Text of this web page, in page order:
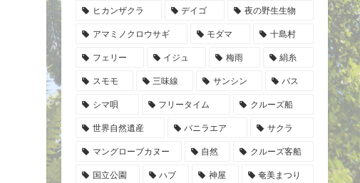
ヒカンザクラ デイゴ 夜の野生生物
アマミノクロウサギ モダマ 十島村
フェリー イジュ 梅雨 絹糸
スモモ 三味線 サンシン バス
シマ唄 フリータイム クルーズ船
世界自然遺産 バニラエア サクラ
マングローブカヌー 自然 クルーズ客船
国立公園 ハブ 神屋 奄美まつり